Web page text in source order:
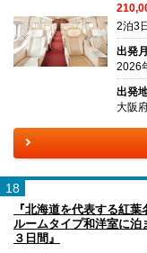
2泊3
出発月
2026
出発
大阪
18
『北海道を代表する紅
ルームタイプ和洋室に
３日間』